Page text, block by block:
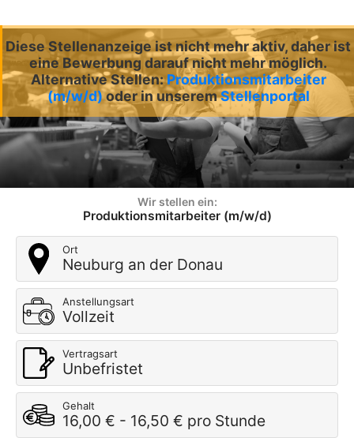
Diese Stellenanzeige ist nicht mehr aktiv, daher ist
eine Bewerbung darauf nicht mehr möglich.
Alternative Stellen:Produktionsmitarbeiter
(m/w/d)oder in unseremStellenportal
Wir stellen ein:
Produktionsmitarbeiter (m/w/d)
Ort
Neuburg an der Donau
Anstellungsart
Vollzeit
Vertragsart
Unbefristet
Gehalt
16,00 € - 16,50 € pro Stunde